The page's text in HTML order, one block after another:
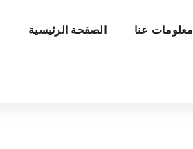
الصفحة الرئيسية معلومات عنا